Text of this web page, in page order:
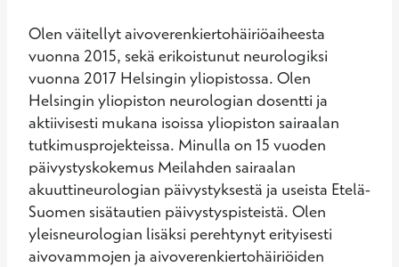
Olen väitellyt aivoverenkiertohäiriöaiheesta
vuonna 2015, sekä erikoistunut neurologiksi
vuonna 2017 Helsingin yliopistossa. Olen
Helsingin yliopiston neurologian dosentti ja
aktiivisesti mukana isoissa yliopiston sairaalan
tutkimusprojekteissa. Minulla on 15 vuoden
päivystyskokemus Meilahden sairaalan
akuuttineurologian päivystyksestä ja useista Etelä-
Suomen sisätautien päivystyspisteistä. Olen
yleisneurologian lisäksi perehtynyt erityisesti
aivovammojen ja aivoverenkiertohäiriöiden